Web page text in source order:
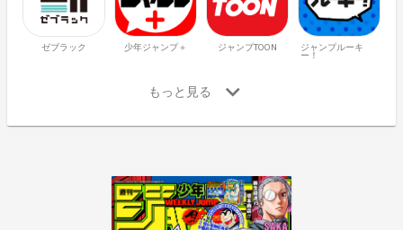
ゼブラック 少年ジャンプ＋ ジャンプTOON
ジャンプルーキ
ー！